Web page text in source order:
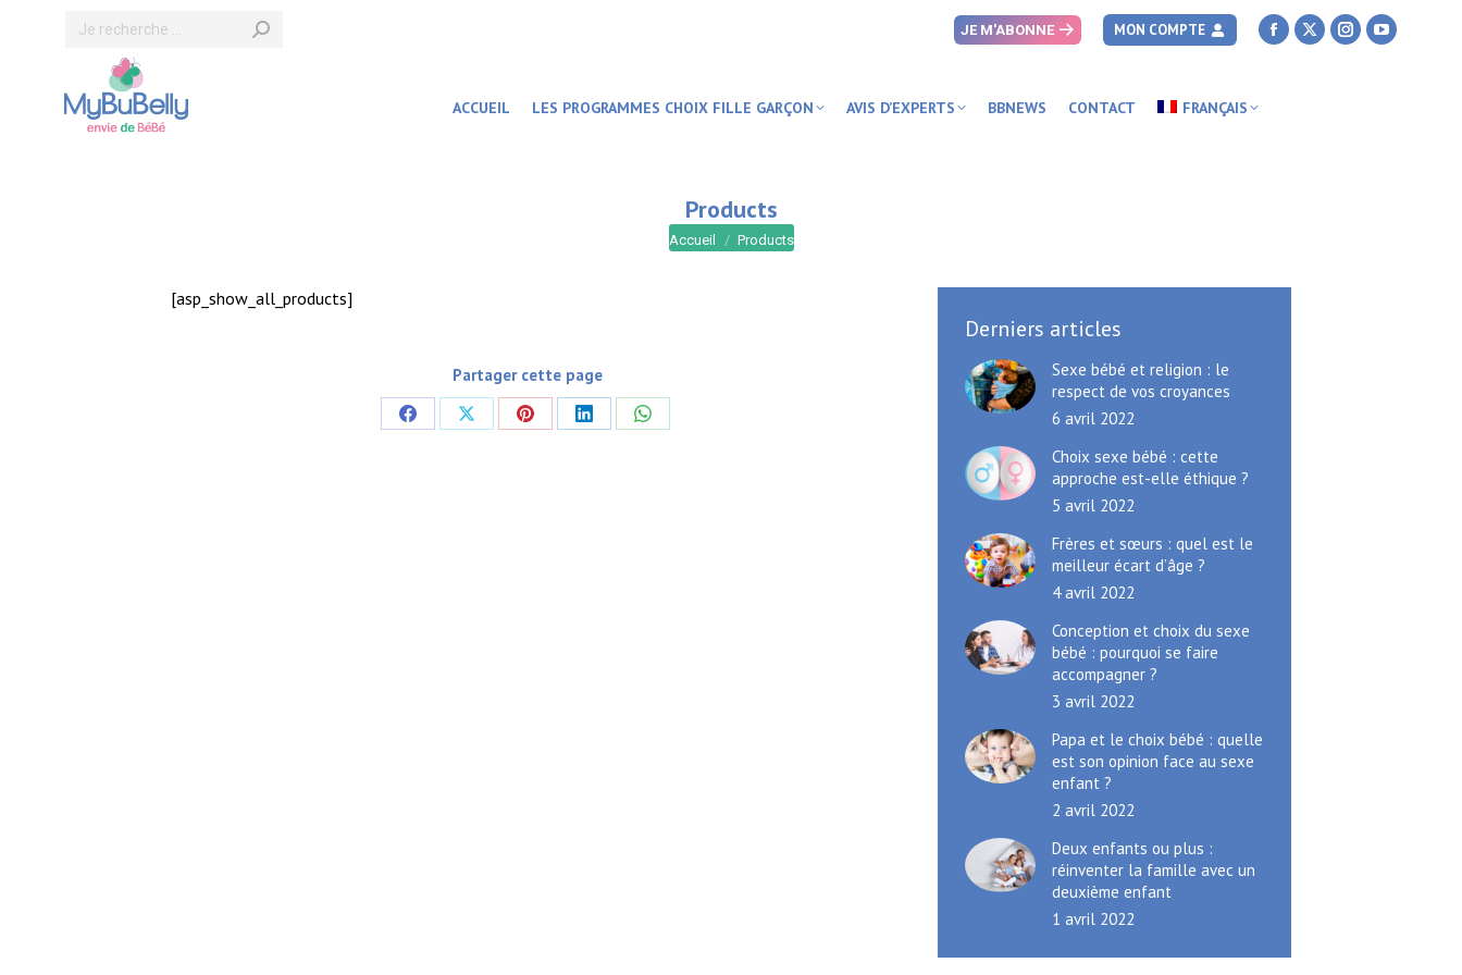
Recherche
JE M'ABONNE MON COMPTE
Facebook
X
Instagram
YouTube
ACCUEIL LES PROGRAMMES CHOIX FILLE GARÇON AVIS D’EXPERTS BBNEWS CONTACT FRANÇAIS
Products
Vous êtes ici :
Accueil Products
[asp_show_all_products]
Partager cette page
PartagerPartagerPartagerPartagerPartager
Derniers articles
Sexe bébé et religion : le
respect de vos croyances
6 avril 2022
Choix sexe bébé : cette
approche est-elle éthique ?
5 avril 2022
Frères et sœurs : quel est le
meilleur écart d’âge ?
4 avril 2022
Conception et choix du sexe
bébé : pourquoi se faire
accompagner ?
3 avril 2022
Papa et le choix bébé : quelle
est son opinion face au sexe
enfant ?
2 avril 2022
Deux enfants ou plus :
réinventer la famille avec un
deuxième enfant
1 avril 2022